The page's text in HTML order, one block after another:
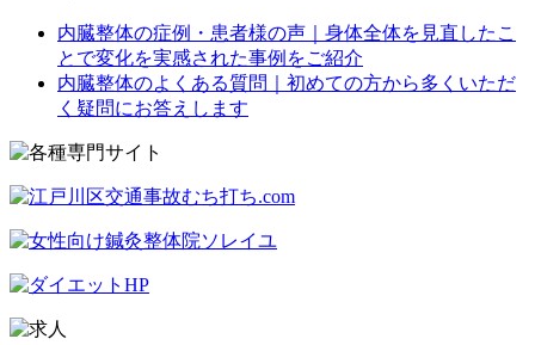
内臓整体の症例・患者様の声｜身体全体を見直したこ
とで変化を実感された事例をご紹介
内臓整体のよくある質問｜初めての方から多くいただ
く疑問にお答えします